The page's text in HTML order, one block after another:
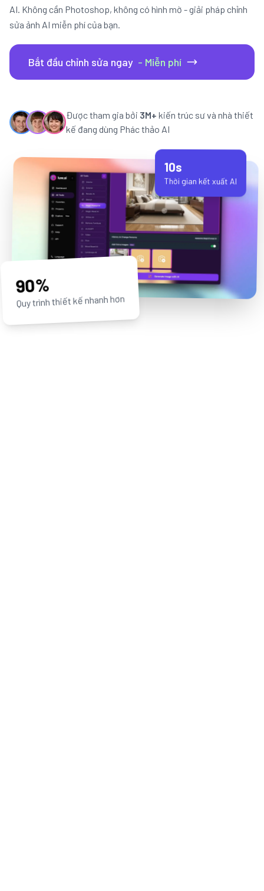
AI. Không cần Photoshop, không có hình mờ - giải pháp chỉnh
sửa ảnh AI miễn phí của bạn.
Bắt đầu chỉnh sửa ngay - Miễn phí
Được tham gia bởi 3M+ kiến trúc sư và nhà thiết
kế đang dùng Phác thảo AI
90%
Quy trình thiết kế nhanh hơn
10s
Thời gian kết xuất AI